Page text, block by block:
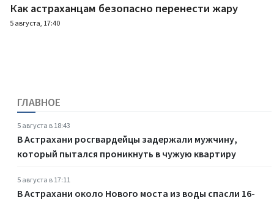
Как астраханцам безопасно перенести жару
5 августа, 17:40
ГЛАВНОЕ
5 августа в 18:43
В Астрахани росгвардейцы задержали мужчину,
который пытался проникнуть в чужую квартиру
5 августа в 17:11
В Астрахани около Нового моста из воды спасли 16-